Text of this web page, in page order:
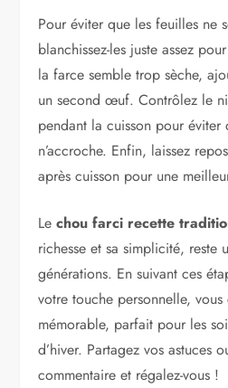
Pour éviter que les feuilles ne
blanchissez-les juste assez
la farce semble trop sèche,
un second œuf. Contrôlez le
pendant la cuisson pour éviter
n’accroche. Enfin, laissez
après cuisson pour une
Lechou farci recette
richesse et sa simplicité, reste
générations. En suivant ces
votre touche personnelle,
mémorable, parfait pour les
d’hiver. Partagez vos astuces
commentaire et régalez-vous !